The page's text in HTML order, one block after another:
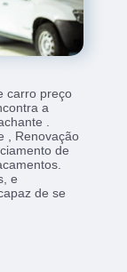
carro preço
a
.
, Renovação
de
e
de se